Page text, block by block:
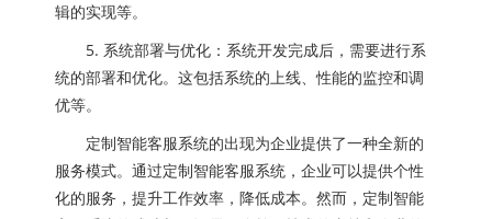
辑的实现等。
5. 系统部署与优化：系统开发完成后，需要进行系
统的部署和优化。这包括系统的上线、性能的监控和调
优等。
定制智能客服系统的出现为企业提供了一种全新的
服务模式。通过定制智能客服系统，企业可以提供个性
化的服务，提升工作效率，降低成本。然而，定制智能